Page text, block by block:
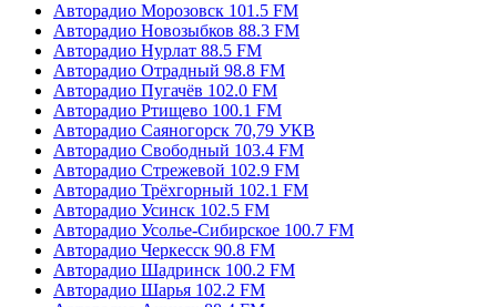
Авторадио Морозовск 101.5 FM
Авторадио Новозыбков 88.3 FM
Авторадио Нурлат 88.5 FM
Авторадио Отрадный 98.8 FM
Авторадио Пугачёв 102.0 FM
Авторадио Ртищево 100.1 FM
Авторадио Саяногорск 70,79 УКВ
Авторадио Свободный 103.4 FM
Авторадио Стрежевой 102.9 FM
Авторадио Трёхгорный 102.1 FM
Авторадио Усинск 102.5 FM
Авторадио Усолье-Сибирское 100.7 FM
Авторадио Черкесск 90.8 FM
Авторадио Шадринск 100.2 FM
Авторадио Шарья 102.2 FM